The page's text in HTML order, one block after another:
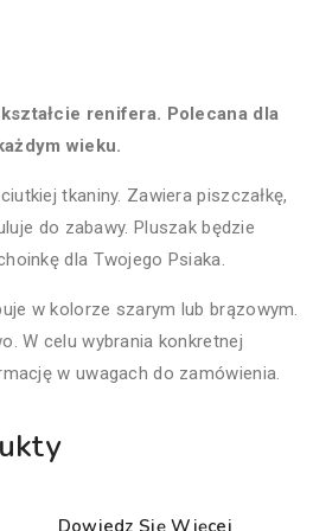
renifera. Polecana dla
wieku.
tkaniny. Zawiera piszczałkę,
do zabawy. Pluszak będzie
dla Twojego Psiaka.
w kolorze szarym lub brązowym.
W celu wybrania konkretnej
w uwagach do zamówienia.